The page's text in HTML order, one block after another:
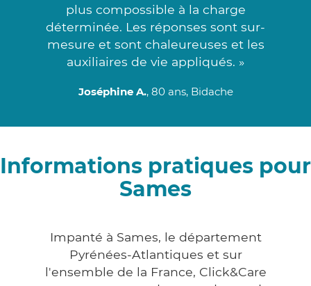
plus compossible à la charge
déterminée. Les réponses sont sur-
mesure et sont chaleureuses et les
auxiliaires de vie appliqués. »
Joséphine A., 80 ans, Bidache
Informations pratiques pour
Sames
Impanté à Sames, le département
Pyrénées-Atlantiques et sur
l'ensemble de la France, Click&Care